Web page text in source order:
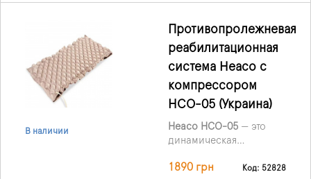
В наличии
Противопролежневая
реабилитационная
система Heaco с
компрессором
HCO-05 (Украина)
Heaco HCO-05 — это
динамическая
медицинская система,
1890 грн Код: 52828